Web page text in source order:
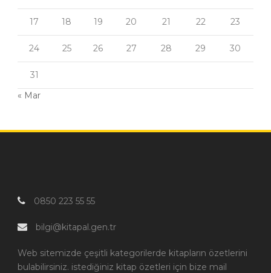
17 18 19 20 21 22 23
24 25 26 27 28 29 30
31
« Mar
0850 223 55 55
bilgi@kitapal.gen.tr
Web sitemizde çeşitli kategorilerde kitapların özetlerini
bulabilirsiniz. istediğiniz kitap özetleri için bize mail